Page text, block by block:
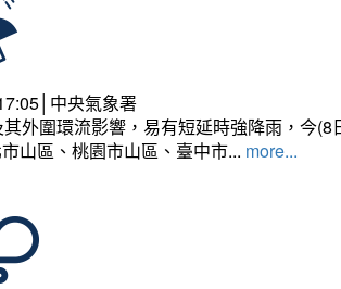
中央氣象署
外圍環流影響，易有短延時強降雨，今
山區、桃園市山區、臺中市... more...